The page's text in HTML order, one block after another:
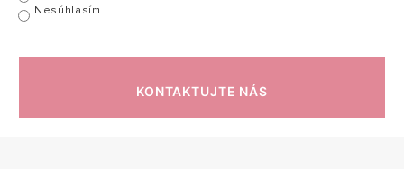
Nesúhlasím
KONTAKTUJTE NÁS